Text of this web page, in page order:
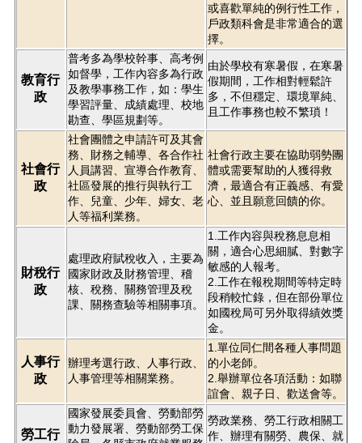
或喜歡單純的例行性工作，
戶政類科會是非常適合的選
擇。
教育行
政
普考多為學校幹事、高考例
如督學，工作內容多為行政
及教學事務工作，如：學生
學習評量、成績處理、校地
勘查、學區規劃等。
由於學校有寒暑假，在寒暑
假期間，工作相對輕鬆許
多，不但穩定、環境單純、
且工作事務也較不繁瑣！
社會行
政
社會團體之申請許可及其會
務、財務之輔導、各合作社
人員講習、宣導合作教育、
社區發展的推行與執行工
作、兒童、少年、婦女、老
人等福利業務。
社會行政主要在協助弱勢團
體或需要幫助的人獲得救
濟，最適合有正義感、有愛
心、並且願意回饋的你。
財稅行
政
處理政府賦稅收入，主要為
國家財政及財務管理、稽
核、稅務、關務管理及稅
課、關務查驗等相關事項。
1.工作內容與稅務息息相
關，適合心思細膩、對數字
敏感的人報考。
2.工作在報稅期間等特定時
段稍較忙錄，但在部份單位
如國稅局可另外取得績效獎
金。
人事行
政
辦理考選行政、人事行政、
人事管理等相關業務。
1.單位同仁間各種人事問題
的小老師。
2.舉辦單位各項活動：如聯
誼會、親子日、歡送會等。
勞工行
國家發展委員會、勞動部勞
動力發展署、勞動部勞工保
勞政業務、勞工行政相關工
作、辦理有關勞、農保、就